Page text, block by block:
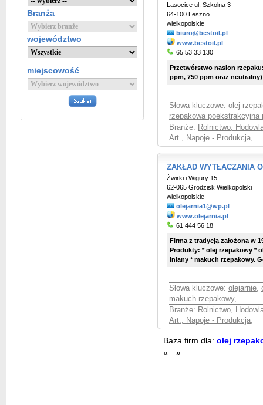
Branża
województwo
miejscowość
Lasocice ul. Szkolna 3
64-100 Leszno
wielkopolskie
biuro@bestoil.pl
www.bestoil.pl
65 53 33 130
Przetwórstwo nasion
ppm, 750 ppm oraz
Słowa kluczowe: olej
rzepakowa poekstrakcyjna
Branże: Rolnictwo,
Art., Napoje - Produkcja,
ZAKŁAD WYTŁACZANIA
Żwirki i Wigury 15
62-065 Grodzisk Wielkopolski
wielkopolskie
olejarnia1@wp.pl
www.olejarnia.pl
61 444 56 18
Firma z tradycją założona w
Produkty: * olej rzepakowy *
lniany * makuch rzepakowy.
Słowa kluczowe: olejarnie,
makuch rzepakowy,
Branże: Rolnictwo,
Art., Napoje - Produkcja,
Baza firm dla: olej
«
»